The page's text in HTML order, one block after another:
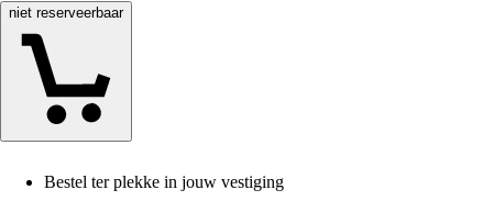
niet reserveerbaar
Bestel ter plekke in jouw vestiging